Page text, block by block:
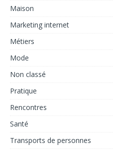
Maison
Marketing internet
Métiers
Mode
Non classé
Pratique
Rencontres
Santé
Transports de personnes